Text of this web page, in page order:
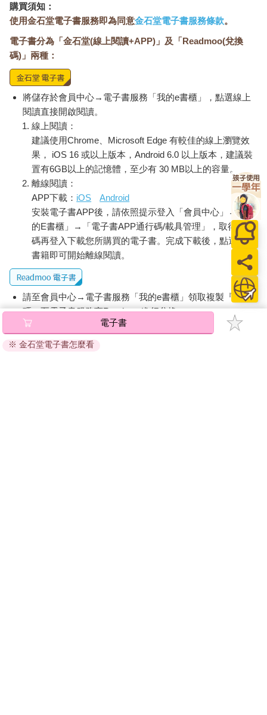
購買須知：
使用金石堂電子書服務即為同意金石堂電子書服務條款。
電子書分為「金石堂(線上閱讀+APP)」及「Readmoo(兌換
碼)」兩種：
將儲存於會員中心→電子書服務「我的e書櫃」，點選線上
閱讀直接開啟閱讀。
線上閱讀：
建議使用Chrome、Microsoft Edge 有較佳的線上瀏覽效
果， iOS 16 或以上版本，Android 6.0 以上版本，建議裝
置有6GB以上的記憶體，至少有 30 MB以上的容量。
離線閱讀：
APP下載： iOS
Android
安裝電子書APP後，請依照提示登入「會員中心」→「我
的E書櫃」→「電子書APP通行碼/載具管理」，取得通行
碼再登入下載您所購買的電子書。完成下載後，點選任一
書籍即可開始離線閱讀。
請至會員中心→電子書服務「我的e書櫃」領取複製『兌換
碼』至電子書服務商Readmoo進行兌換。
退換貨須知：
因版權保護，您在金石堂所購買的電子書僅能以金石堂專屬
電子書
※ 金石堂電子書怎麼看